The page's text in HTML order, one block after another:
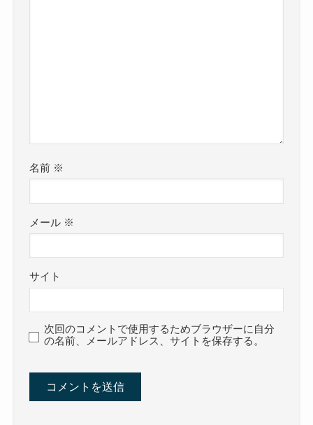
名前 ※
メール ※
サイト
次回のコメントで使用するためブラウザーに自分
の名前、メールアドレス、サイトを保存する。